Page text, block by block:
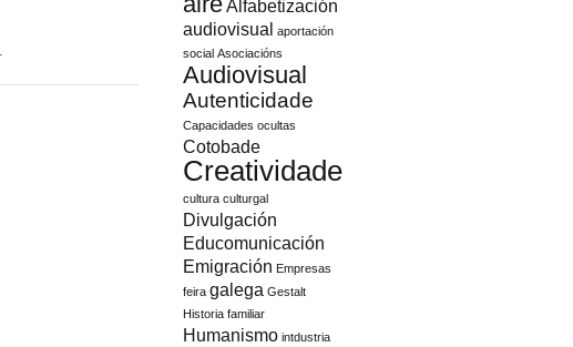
Alfabetización
audiovisual
aportación
social Asociacións
Audiovisual
Autenticidade
Capacidades ocultas
Cotobade
Creatividade
cultura culturgal
Divulgación
Educomunicación
Emigración Empresas
feira galega Gestalt
Historia familiar
Humanismo intdustria